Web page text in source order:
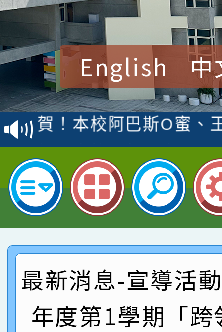
English 中
賀！本校參加桃園市中
賽 洪綺君教師榮獲社
賀！本校阿巴斯O蜜、
倩參加桃園市科展 國
名 指導老師王老師、
賀！本校四年二班張O
園市英語競賽國小朗讀
指導老師林老師
賀！本校參加桃園市中
賽 劉文瑛教師榮獲教
臺灣台語-第二名
賀！本校參與2026世
市賽榮獲科學小創客佳
創客第三名。
賀！本校參加桃園市中
賽 洪綺君教師榮獲社
名
賀！本校阿巴斯O蜜、
倩參加桃園市科展 國
名 指導老師王老師、
賀！本校四年二班張O
園市英語競賽國小朗讀
賀！本校參加桃園市中
最新消息-宣導活
年度第1學期「跨